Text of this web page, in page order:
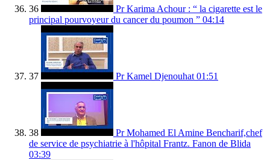
36
Pr Karima Achour : “ la cigarette est le
principal pourvoyeur du cancer du poumon ” 04:14
37 Pr Kamel Djenouhat 01:51
38
Pr Mohamed El Amine Bencharif,chef
de service de psychiatrie à l'hôpital Frantz. Fanon de Blida
03:39